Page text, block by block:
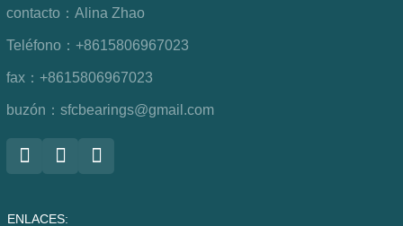
contacto： Alina Zhao
Teléfono： +8615806967023
fax： +8615806967023
buzón： sfcbearings@gmail.com
ENLACES: